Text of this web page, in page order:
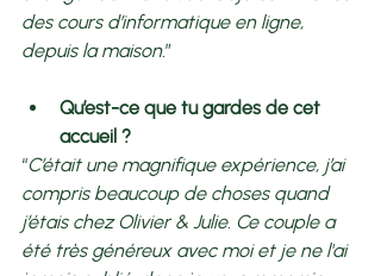
des cours d’informatique en ligne,
depuis la maison.”
Qu’est-ce que tu gardes de cet
accueil ?
“C’était une magnifique expérience, j’ai
compris beaucoup de choses quand
j’étais chez Olivier & Julie. Ce couple a
été très généreux avec moi et je ne l'ai